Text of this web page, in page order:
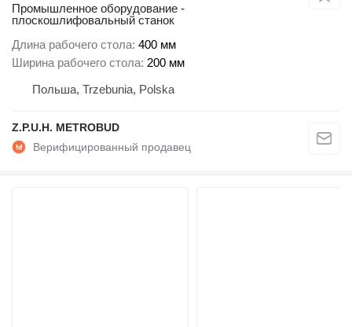
Промышленное оборудование -
плоскошлифовальный станок
Длина рабочего стола 400 мм
Ширина рабочего стола 200 мм
Польша, Trzebunia, Polska
Z.P.U.H. METROBUD